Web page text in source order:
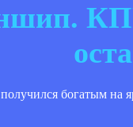
богатым на